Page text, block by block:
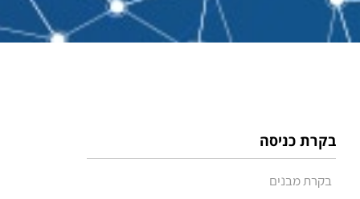
בקרת כניסה
בקרת מבנים